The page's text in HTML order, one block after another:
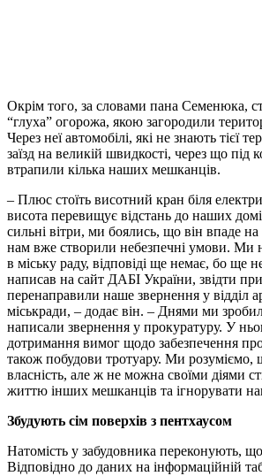
Окрім того, за словами пана Семенюка,
“глуха” огорожа, якою загородили
Через неї автомобілі, які не знають тієї
заїзд на великій швидкості, через що під
втрапили кілька наших мешканців.
– Плюс стоїть висотний кран біля
висота перевищує відстань до наших
сильні вітри, ми боялись, що він впаде
нам вже створили небезпечні умови. Ми
в міську раду, відповіді ще немає, бо ще
написав на сайт ДАБІ України, звідти
перенаправили наше звернення у відділ
міськради, – додає він. – Днями ми
написали звернення у прокуратуру. У
дотримання вимог щодо забезпечення
також побудови тротуару. Ми розуміємо,
власність, але ж не можна своїми діями
життю інших мешканців та ігнорувати
Збудують сім поверхів з пентхаусом
Натомість у забудовника переконують,
Відповідно до даних на інформаційній